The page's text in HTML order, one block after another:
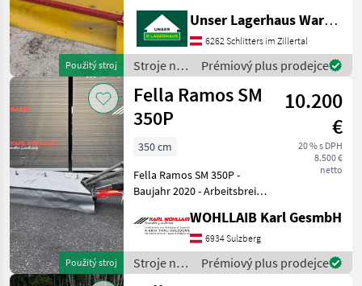
Použitý stroj
telefonisch, ob die von
Ihnen angefragte
Gebrauchtmaschine aktuell
bei uns am am Lager steht.
Wir ins
Unser Lagerhaus Warenhandelsges.m.b.H.
6262 Schlitters im Zillertal
Stroje na
zber
objemových
krmív /
Fella
Prémiový plus prodejce
Použitý stroj
Fella Ramos SM
350P
10.200
€
20 % s DPH
8.500 €
netto
350 cm
Fella Ramos SM 350P -
Baujahr 2020 - Arbeitsbreite
Mähscheiben - neue Klingen
Kardánovyý hriadeľ:
Kotúče, Mačeta, : Mačeta
Stro
WOHLLAIB Karl GesmbH
6934 Sulzberg
Stroje na
zber
Prémiový plus prodejce